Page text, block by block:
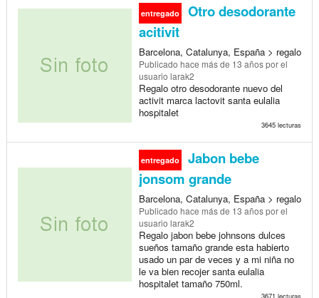
entregado
Otro desodorante
acitivit
Barcelona, Catalunya, España > regalo
Publicado hace más de 13 añospor el
usuario larak2
Regalo otro desodorante nuevo del
activit marca lactovit santa eulalia
hospitalet
3645 lecturas
entregado
Jabon bebe
jonsom grande
Barcelona, Catalunya, España > regalo
Publicado hace más de 13 añospor el
usuario larak2
Regalo jabon bebe johnsons dulces
sueños tamaño grande esta habierto
usado un par de veces y a mi niña no
le va bien recojer santa eulalia
hospitalet tamaño 750ml.
3671 lecturas